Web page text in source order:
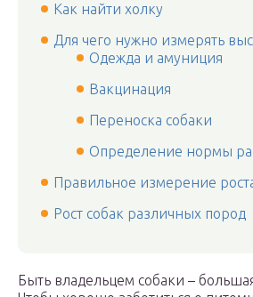
Как найти холку
Для чего нужно измерять
Одежда и амуниция
Вакцинация
Переноска собаки
Определение нормы
Правильное измерение
Рост собак различных пород
Быть владельцем собаки –